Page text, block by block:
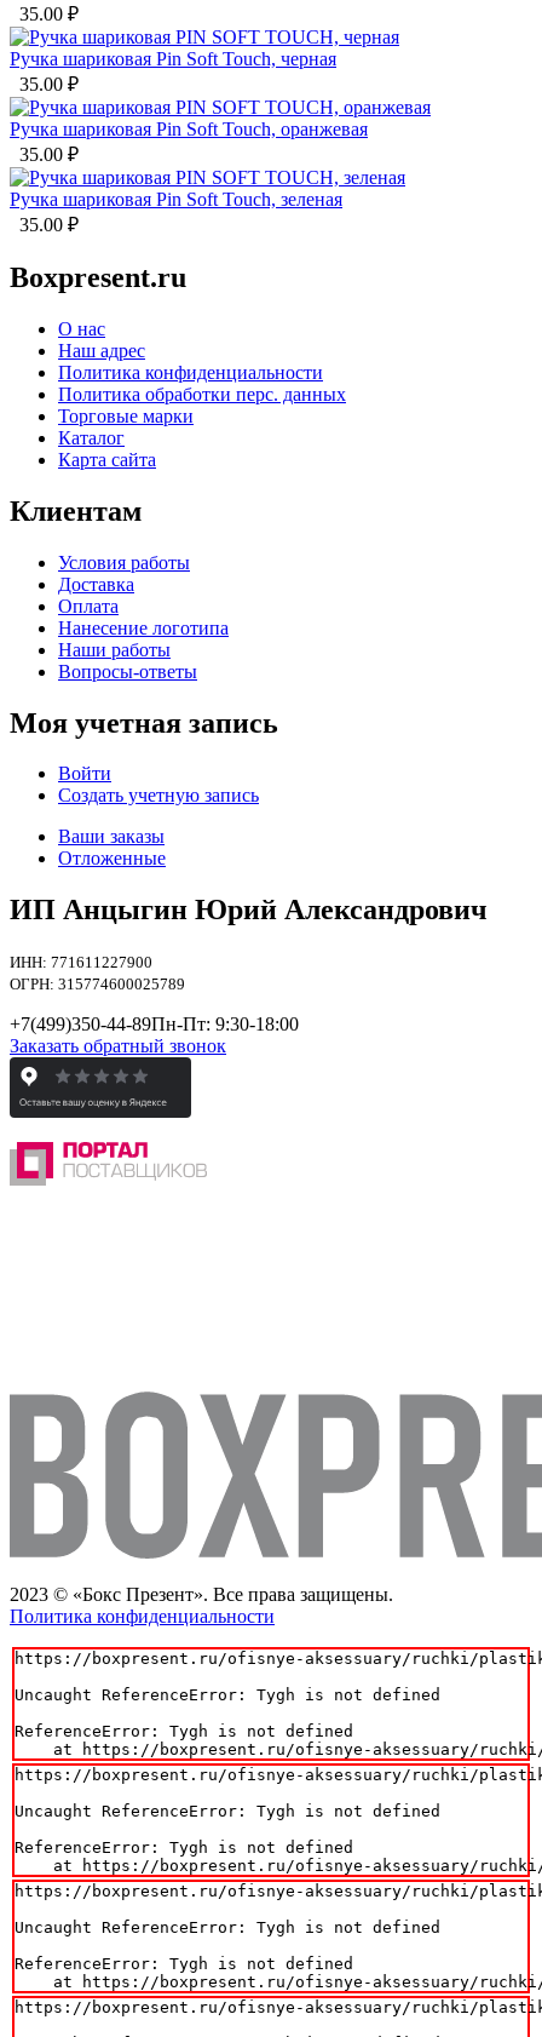
35.00 ₽
Ручка шариковая Pin Soft Touch, черная
35.00 ₽
Ручка шариковая Pin Soft Touch, оранжевая
35.00 ₽
Ручка шариковая Pin Soft Touch, зеленая
35.00 ₽
Boxpresent.ru
О нас
Наш адрес
Политика конфиденциальности
Политика обработки перс. данных
Торговые марки
Каталог
Карта сайта
Клиентам
Условия работы
Доставка
Оплата
Нанесение логотипа
Наши работы
Вопросы-ответы
Моя учетная запись
Войти
Создать учетную запись
Ваши заказы
Отложенные
ИП Анцыгин Юрий Александрович
ИНН: 771611227900
ОГРН: 315774600025789
+7(499)350-44-89Пн-Пт: 9:30-18:00
Заказать обратный звонок
2023 © «Бокс Презент». Все права защищены.
Политика конфиденциальности
https://boxpresent.ru/ofisnye-aksessuary/ruchki/
Uncaught ReferenceError: Tygh is not defined
ReferenceError: Tygh is not defined
at https://boxpresent.ru/ofisnye-aksessuary/
https://boxpresent.ru/ofisnye-aksessuary/ruchki/
Uncaught ReferenceError: Tygh is not defined
ReferenceError: Tygh is not defined
at https://boxpresent.ru/ofisnye-aksessuary/
https://boxpresent.ru/ofisnye-aksessuary/ruchki/
Uncaught ReferenceError: Tygh is not defined
ReferenceError: Tygh is not defined
at https://boxpresent.ru/ofisnye-aksessuary/
https://boxpresent.ru/ofisnye-aksessuary/ruchki/